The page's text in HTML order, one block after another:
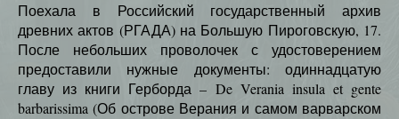
Поехала в Российский государственный архив
древних актов (РГАДА) на Большую Пироговскую, 17.
После небольших проволочек с удостоверением
предоставили нужные документы: одиннадцатую
главу из книги Герборда – De Verania insula et gente
barbarissima (Об острове Верания и самом варварском